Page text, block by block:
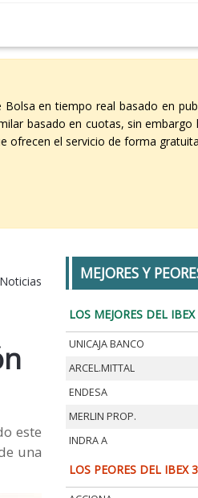
en tiempo real basado en
basado en cuotas, sin embargo
ofrecen el servicio de forma
Noticias
este
una
MEJORES Y
LOS MEJORES DEL
UNICAJA BANCO
ARCEL.MITTAL
ENDESA
MERLIN PROP.
INDRA A
LOS PEORES DEL IBEX